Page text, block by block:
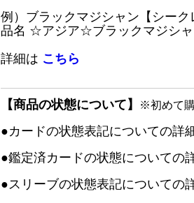
例）ブラックマジシャン【シー
品名 ☆アジア☆ブラックマジシャ
詳細は こちら
【商品の状態について】 ※初めて
●カードの状態表記についての詳
●鑑定済カードの状態についての
●スリーブの状態表記についての